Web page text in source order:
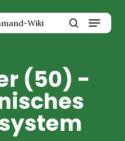
Wiki
Suche
Menü
(50) -
Menü